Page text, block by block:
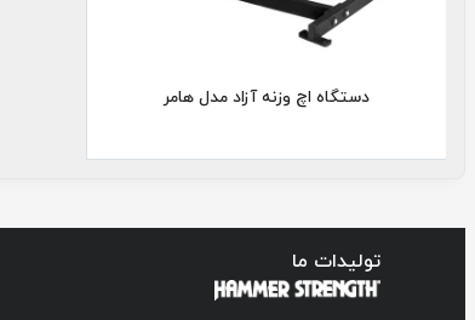
دستگاه اچ وزنه آزاد مدل هامر
تولیدات ما